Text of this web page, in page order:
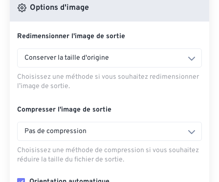
Depuis OneDrive
Depuis l'URL
Options d'image
Redimensionner l'image de sortie
Conserver la taille d'origine
Choisissez une méthode si vous souhaitez redimensionner
l’image de sortie.
Compresser l'image de sortie
Pas de compression
Choisissez une méthode de compression si vous souhaitez
réduire la taille du fichier de sortie.